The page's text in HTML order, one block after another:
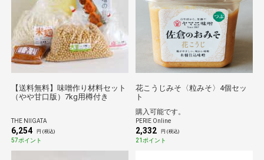
【送料無料】味噌作り材料セット
（やや甘口版）7kg用樽付き
THE NIIGATA
6,254 円 (税込)
57ポイント
花こうじみそ〈粒みそ〉4個セッ
ト
購入可能です。
PERIE Online
2,332 円 (税込)
21ポイント